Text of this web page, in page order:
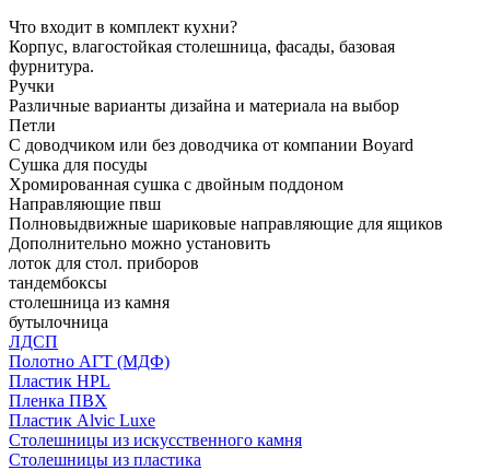
Что входит в комплект кухни?
Корпус, влагостойкая столешница, фасады, базовая
фурнитура.
Ручки
Различные варианты дизайна и материала на выбор
Петли
С доводчиком или без доводчика от компании Boyard
Сушка для посуды
Хромированная сушка с двойным поддоном
Направляющие пвш
Полновыдвижные шариковые направляющие для ящиков
Дополнительно можно установить
лоток для стол. приборов
тандембоксы
столешница из камня
бутылочница
ЛДСП
Полотно АГТ (МДФ)
Пластик HPL
Пленка ПВХ
Пластик Alvic Luxe
Столешницы из искусственного камня
Столешницы из пластика